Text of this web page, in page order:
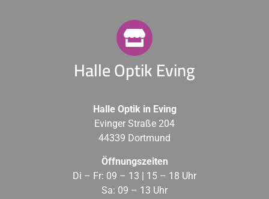
Halle Optik Eving
Halle Optik in Eving
Evinger Straße 204
44339 Dortmund
Öffnungszeiten
Di – Fr: 09 – 13 | 15 – 18 Uhr
Sa: 09 – 13 Uhr